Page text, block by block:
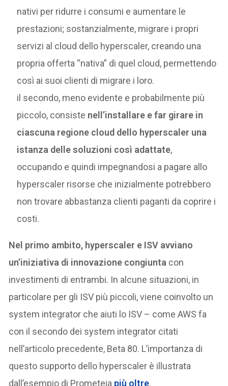
nativi per ridurre i consumi e aumentare le
prestazioni; sostanzialmente, migrare i propri
servizi al cloud dello hyperscaler, creando una
propria offerta “nativa” di quel cloud, permettendo
così ai suoi clienti di migrare i loro.
il secondo, meno evidente e probabilmente più
piccolo, consiste nell’installare e far girare in
ciascuna regione cloud dello hyperscaler una
istanza delle soluzioni così adattate,
occupando e quindi impegnandosi a pagare allo
hyperscaler risorse che inizialmente potrebbero
non trovare abbastanza clienti paganti da coprire i
costi.
Nel primo ambito, hyperscaler e ISV avviano
un’iniziativa di innovazione congiunta con
investimenti di entrambi. In alcune situazioni, in
particolare per gli ISV più piccoli, viene coinvolto un
system integrator che aiuti lo ISV – come AWS fa
con il secondo dei system integrator citati
nell’articolo precedente, Beta 80. L’importanza di
questo supporto dello hyperscaler è illustrata
dall’esempio di Prometeia più oltre.